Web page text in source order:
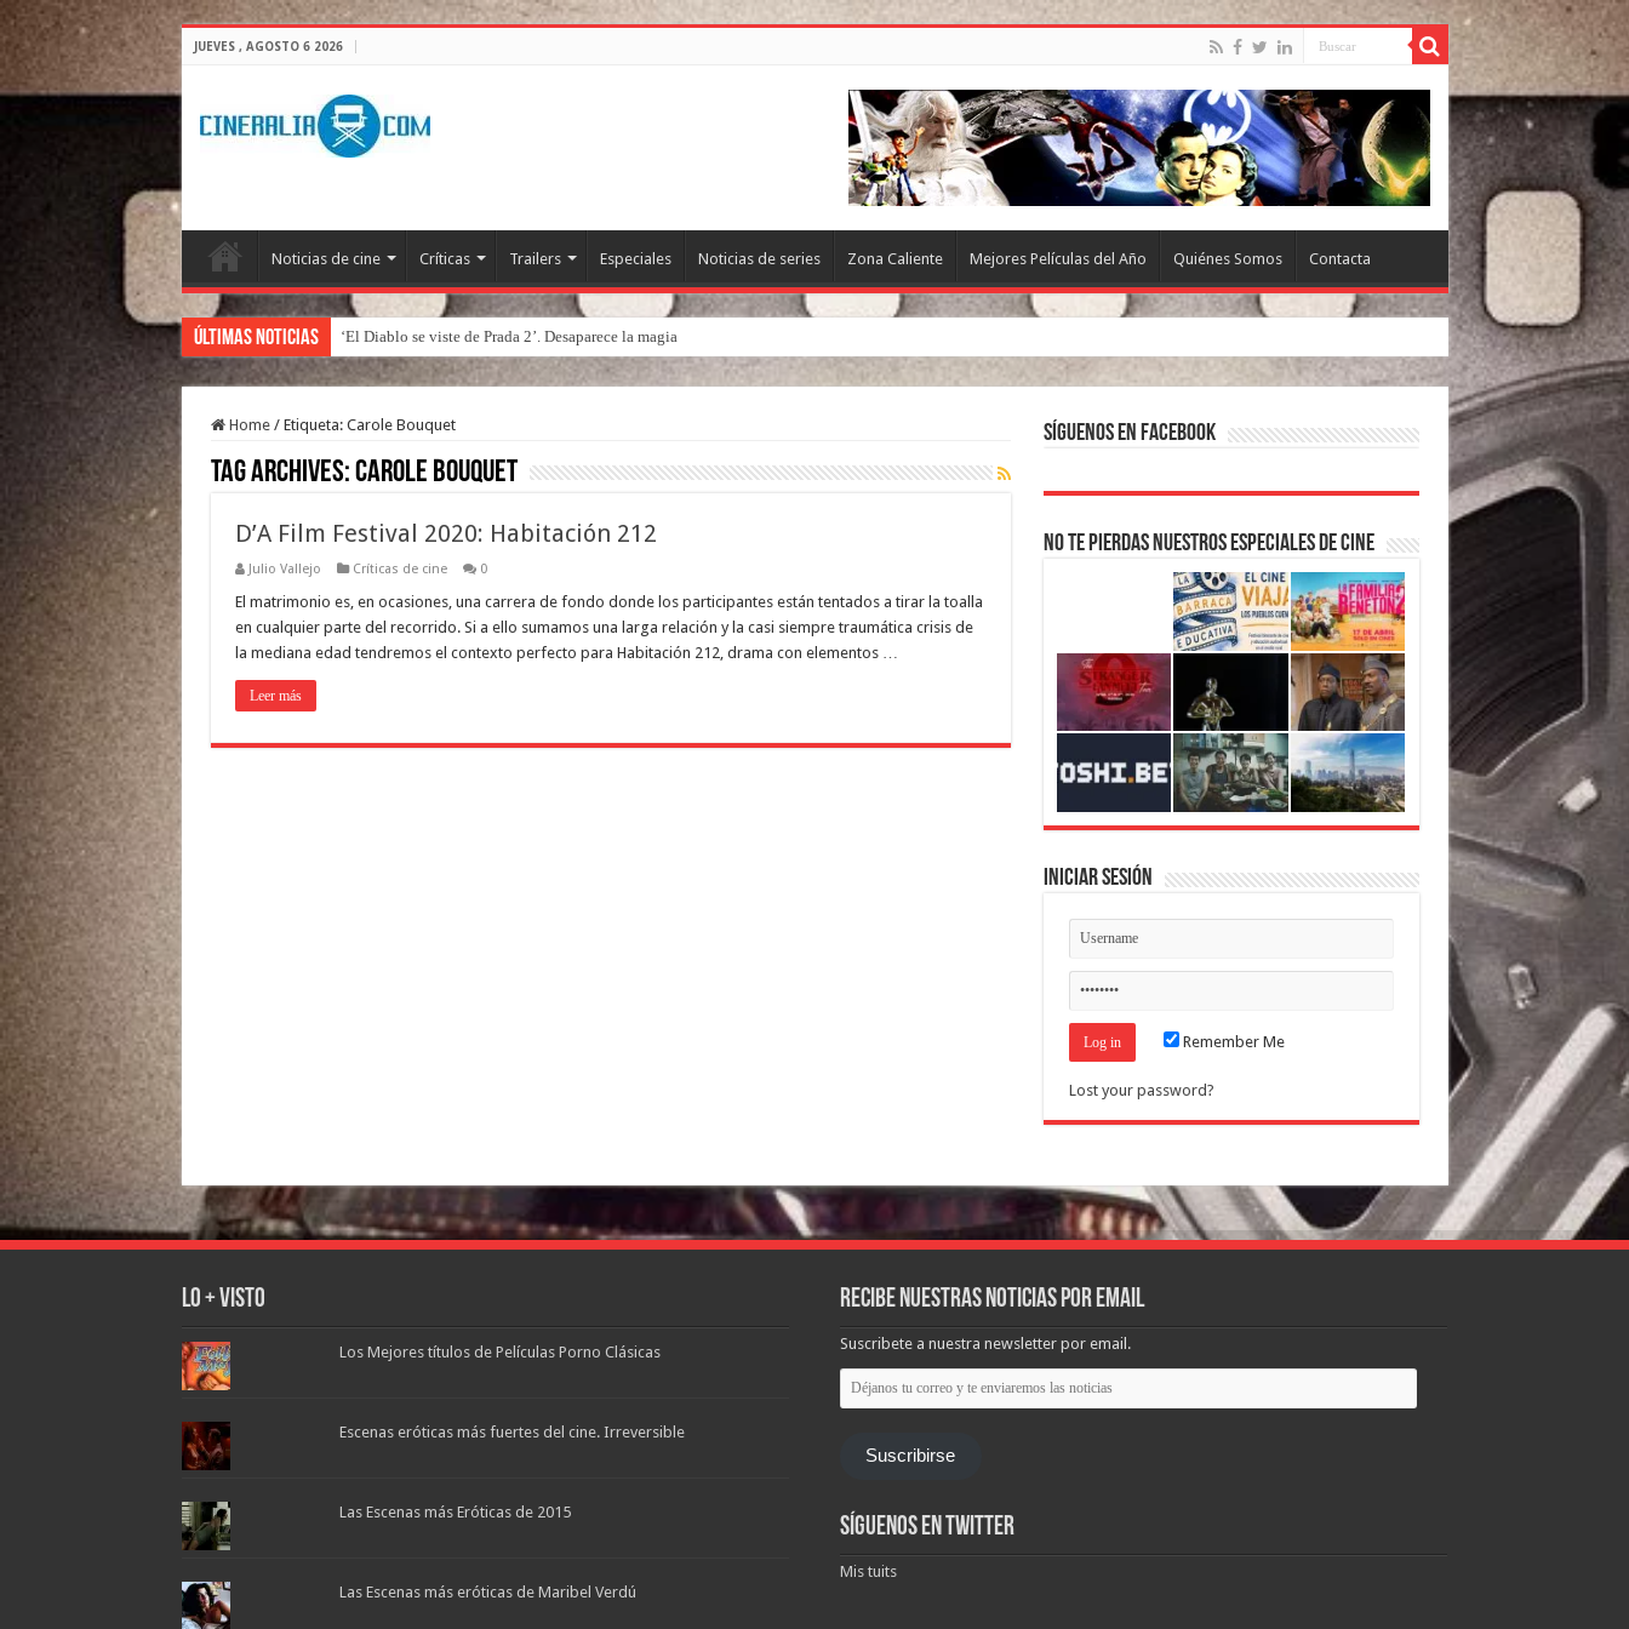
JUEVES , AGOSTO 6 2026
Noticias de cine Críticas Trailers Especiales Noticias de series Zona Caliente Mejores Películas del Año Quiénes Somos Contacta
Últimas Noticias ‘El Diablo se viste de Prada 2’. Desaparece la magia
Home / Etiqueta: Carole Bouquet
Tag Archives:Carole Bouquet
D’A Film Festival 2020: Habitación 212
Julio Vallejo Críticas de cine 0
El matrimonio es, en ocasiones, una carrera de fondo donde los participantes están tentados a tirar la toalla
en cualquier parte del recorrido. Si a ello sumamos una larga relación y la casi siempre traumática crisis de
la mediana edad tendremos el contexto perfecto para Habitación 212, drama con elementos …
Leer más
Síguenos en Facebook
No te pierdas nuestros Especiales de Cine
Iniciar Sesión
Remember Me
Lost your password?
Lo + Visto
Los Mejores títulos de Películas Porno Clásicas
Escenas eróticas más fuertes del cine. Irreversible
Las Escenas más Eróticas de 2015
Las Escenas más eróticas de Maribel Verdú
Recibe nuestras noticias por email
Suscribete a nuestra newsletter por email.
Déjanos
tu
correo
enviaremos
Suscribirse
Síguenos en Twitter
Mis tuits